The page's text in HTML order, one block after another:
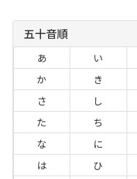
五十音順
あ い
か
き
さ
し
た
ち
な
に
は
ひ